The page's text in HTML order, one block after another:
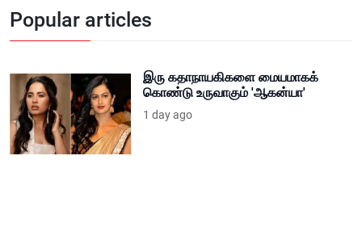
Popular articles
இரு கதாநாயகிகளை மையமாகக்
கொண்டு உருவாகும் 'ஆகன்யா'
1 day ago